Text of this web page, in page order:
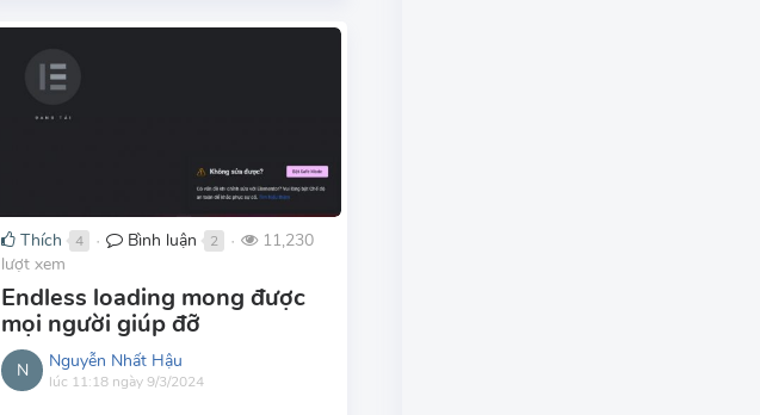
Thích 4 ● Bình luận 2 ●
11,230
lượt xem
Endless loading mong được
mọi người giúp đỡ
N Nguyễn Nhất Hậu
lúc 11:18 ngày 9/3/2024